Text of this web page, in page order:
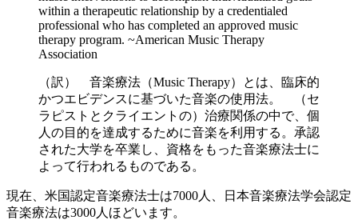
within a therapeutic relationship by a credentialed
professional who has completed an approved music
therapy program. ~American Music Therapy
Association
（訳） 音楽療法（Music Therapy）とは、臨床的
かつエビデンスに基づいた音楽の使用法。 （セ
ラピストとクライエントの）治療関係の中で、個
人の目的を達成するために音楽を利用する。承認
された大学を卒業し、資格をもった音楽療法士に
よって行われるものである。
現在、米国認定音楽療法士は7000人、日本音楽療法学会認定
音楽療法は3000人ほどいます。